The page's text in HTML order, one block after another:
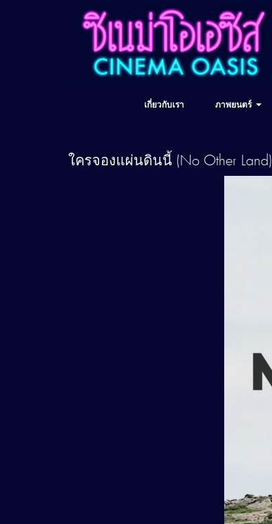
เกี่ยวกับเรา ภาพยนตร์
ใครจองแผ่นดินนี้ (No Other Land)